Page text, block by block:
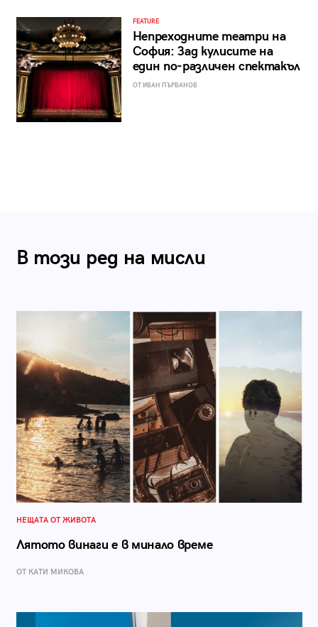
FEATURE
Непреходните театри на
София: Зад кулисите на
един по-различен спектакъл
ОТ ИВАН ПЪРВАНОВ
В този ред на мисли
НЕЩАТА ОТ ЖИВОТА
Лятото винаги е в минало време
ОТ КАТИ МИКОВА